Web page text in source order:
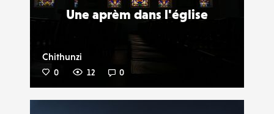
Une aprèm dans l'église
Chithunzi
0 12 0